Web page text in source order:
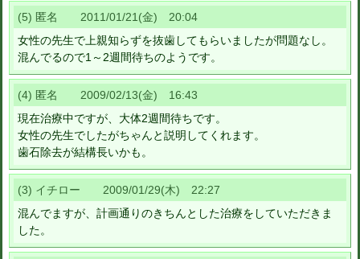
(5) 匿名 2011/01/21(金) 20:04
女性の先生で上親知らずを抜歯してもらいましたが問題なし。
混んでるので1～2週間待ちのようです。
(4) 匿名 2009/02/13(金) 16:43
現在治療中ですが、大体2週間待ちです。
女性の先生でしたがちゃんと説明してくれます。
歯石除去が結構長いかも。
(3) イチロー 2009/01/29(木) 22:27
混んでますが、計画通りのきちんとした治療をしていただきま
した。